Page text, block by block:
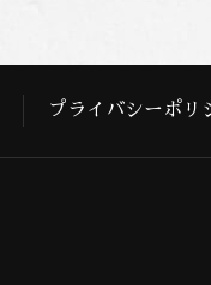
プライバシーポリ